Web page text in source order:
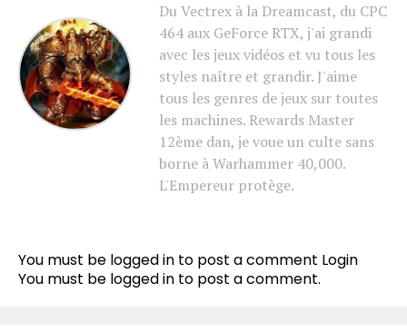
Du Vectrex à la Dreamcast, du CPC
464 aux GeForce RTX, j'ai grandi
avec les jeux vidéos et vu tous les
styles naître et grandir. J'aime
tous les genres de jeux sur toutes
les machines. Rewards Master
12ème dan, je voue un culte sans
borne à Warhammer 40,000.
L'Empereur protège.
You must be logged in to post a comment Login
You must be logged in to post a comment.